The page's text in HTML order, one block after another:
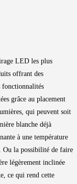
LED les plus
offrant des
fonctionnalités
grâce au placement
qui peuvent soit
blanche déjà
à une température
Ou la possibilité de faire
légèrement inclinée
ce qui rend cette